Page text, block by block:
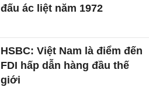
đấu ác liệt năm 1972
HSBC: Việt Nam là điểm đến
FDI hấp dẫn hàng đầu thế
giới